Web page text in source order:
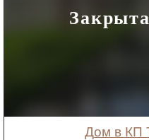
дом в КП